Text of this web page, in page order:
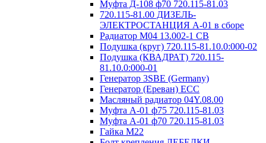
Муфта Д-108 ф70 720.115-81.03
720.115-81.00 ДИЗЕЛЬ-
ЭЛЕКТРОСТАНЦИЯ А-01 в сборе
Радиатор М04 13.002-1 СВ
Подушка (круг) 720.115-81.10.0:000-02
Подушка (КВАДРАТ) 720.115-
81.10.0:000-01
Генератор 3SBE (Germany)
Генератор (Ереван) ECC
Масляный радиатор 04Y.08.00
Муфта А-01 ф75 720.115-81.03
Муфта А-01 ф70 720.115-81.03
Гайка М22